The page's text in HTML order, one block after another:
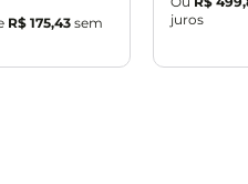
R$ 175,43 sem
juros